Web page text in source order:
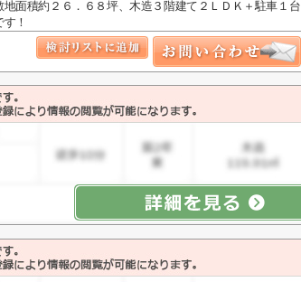
面積約２６．６８坪、木造３階建て２ＬＤＫ＋駐車１台
！